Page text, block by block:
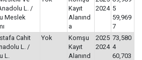
L. /
Meslek
Kayıt
Alanınd
a
2024 5
59,969
7
Cahit
L. /
Yok
Komşu
Kayıt
Alanınd
2025
2024
73,580
4
60,703